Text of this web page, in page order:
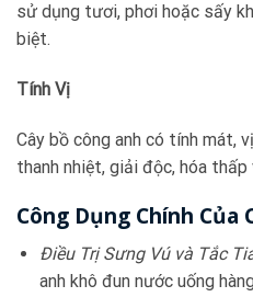
sử dụng tươi, phơi hoặc sấy
biệt.
Tính Vị
Cây bồ công anh có tính mát,
thanh nhiệt, giải độc, hóa thấp
Công Dụng Chính Của
Điều Trị Sưng Vú và Tắc
anh khô đun nước uống